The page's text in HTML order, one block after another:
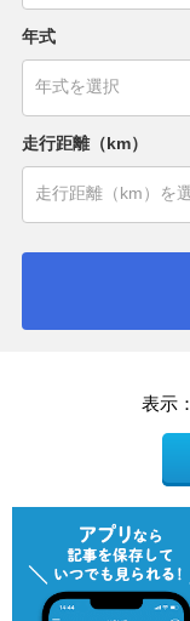
年式
走行距離（km）
表示：